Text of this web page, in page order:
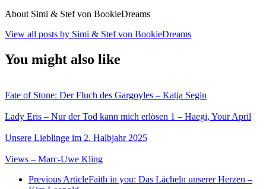
About Simi & Stef von BookieDreams
View all posts by Simi & Stef von BookieDreams
You might also like
Fate of Stone: Der Fluch des Gargoyles – Katja Segin
Lady Eris – Nur der Tod kann mich erlösen 1 – Haegi, Your April
Unsere Lieblinge im 2. Halbjahr 2025
Views – Marc-Uwe Kling
Previous ArticleFaith in you: Das Lächeln unserer Herzen –